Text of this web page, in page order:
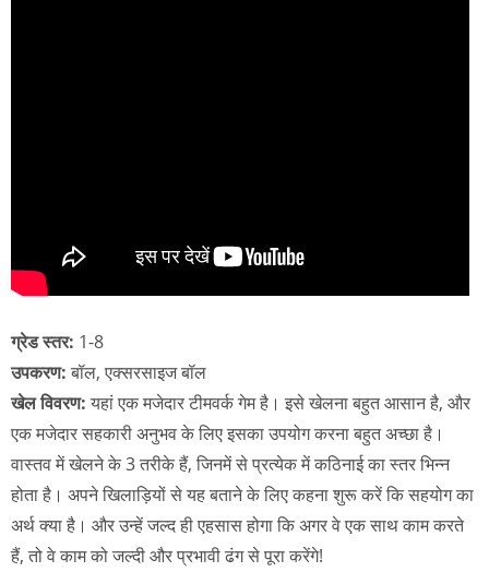
ग्रेड स्तर: 1-8
उपकरण: बॉल, एक्सरसाइज बॉल
खेल विवरण: यहां एक मजेदार टीमवर्क गेम है। इसे खेलना बहुत आसान है, और
एक मजेदार सहकारी अनुभव के लिए इसका उपयोग करना बहुत अच्छा है।
वास्तव में खेलने के 3 तरीके हैं, जिनमें से प्रत्येक में कठिनाई का स्तर भिन्न
होता है। अपने खिलाड़ियों से यह बताने के लिए कहना शुरू करें कि सहयोग का
अर्थ क्या है। और उन्हें जल्द ही एहसास होगा कि अगर वे एक साथ काम करते
हैं, तो वे काम को जल्दी और प्रभावी ढंग से पूरा करेंगे!